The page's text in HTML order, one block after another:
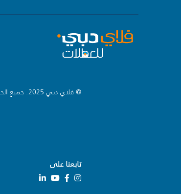
© فلاي دبي 2025. جميع الحقوق محفوظة.
تابعنا على